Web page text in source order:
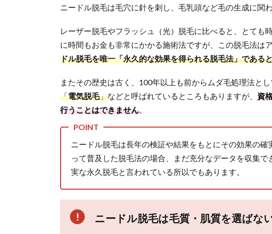
の
類
に
つ
い
2.1.
電気
分解
高周
波法
（フ
ラッ
シュ
法、
ュア
ニードル脱毛は毛穴に針を刺し、毛乳頭など毛の生成に関
レーザー脱毛やフラッシュ（光）脱毛に比べると、とても
に時間もお金も非常にかかる施術法ですが、この脱毛法は
ドル脱毛を唯一「永久的な効果を得られる脱毛法」である
またその歴史は古く、100年以上も前からムダ毛処理法と
「電気脱毛」などと呼ばれているところもありますが、 資
行うことはできません
ニードル脱毛は長年の検証や結果をもとにその効果の
って普及した脱毛法の場合、まだ充分なデータを収集
実な永久脱毛と言われている所以でもあります。
ニードル脱毛は毛質・肌質を選ばな